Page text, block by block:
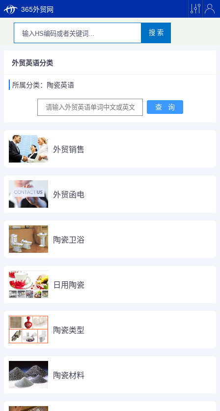
365外贸网
搜 索
外贸英语分类
所属分类：陶瓷英语
外贸销售
外贸函电
陶瓷卫浴
日用陶瓷
陶瓷类型
陶瓷材料